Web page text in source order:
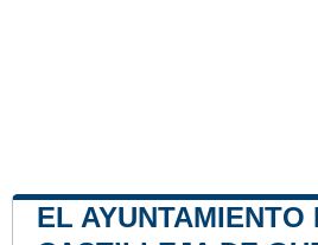
EL AYUNTAMIENTO